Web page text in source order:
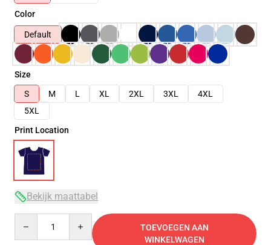
Color
Default
Size
S
M L XL 2XL 3XL
4XL
5XL
Print Location
Bekijk maattabel
TOEVOEGEN AAN
WINKELWAGEN